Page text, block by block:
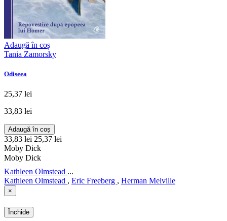
Adaugă în coș
Tania Zamorsky
Odiseea
25,37 lei
33,83 lei
Adaugă în coș
33,83 lei 25,37 lei
Moby Dick
Moby Dick
Kathleen Olmstead ...
Kathleen Olmstead , Eric Freeberg , Herman Melville
×
Închide